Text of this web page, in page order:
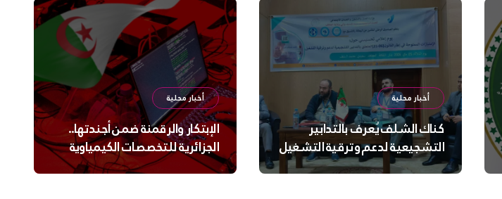
أخبار محلية
كناك الشلف يُعرف بالتدابير
التشجيعية لدعم وترقية التشغيل
أخبار محلية
الإبتكار والرقمنة ضمن أجندتها..
الجزائرية للتخصصات الكيمياوية
ترعى تحدي الإبتكار الجزائري